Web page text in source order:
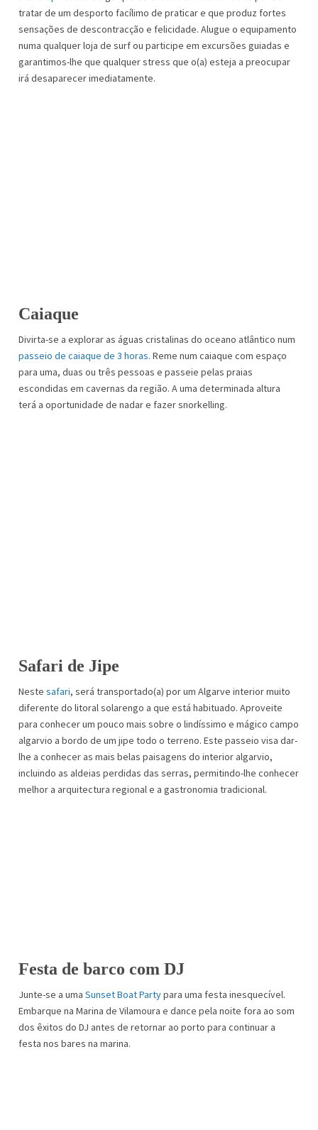
tratar de um desporto facílimo de praticar e que produz fortes
sensações de descontracção e felicidade. Alugue o equipamento
numa qualquer loja de surf ou participe em excursões guiadas e
garantimos-lhe que qualquer stress que o(a) esteja a preocupar
irá desaparecer imediatamente.
Caiaque
Divirta-se a explorar as águas cristalinas do oceano atlântico num
passeio de caiaque de 3 horas. Reme num caiaque com espaço
para uma, duas ou três pessoas e passeie pelas praias
escondidas em cavernas da região. A uma determinada altura
terá a oportunidade de nadar e fazer snorkelling.
Safari de Jipe
Neste safari, será transportado(a) por um Algarve interior muito
diferente do litoral solarengo a que está habituado. Aproveite
para conhecer um pouco mais sobre o lindíssimo e mágico campo
algarvio a bordo de um jipe todo o terreno. Este passeio visa dar-
lhe a conhecer as mais belas paisagens do interior algarvio,
incluindo as aldeias perdidas das serras, permitindo-lhe conhecer
melhor a arquitectura regional e a gastronomia tradicional.
Festa de barco com DJ
Junte-se a uma Sunset Boat Partypara uma festa inesquecível.
Embarque na Marina de Vilamoura e dance pela noite fora ao som
dos êxitos do DJ antes de retornar ao porto para continuar a
festa nos bares na marina.